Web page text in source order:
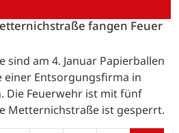
fangen Feuer
am 4. Januar Papierballen
einer Entsorgungsfirma in
Die Feuerwehr ist mit fünf
Metternichstraße ist gesperrt.